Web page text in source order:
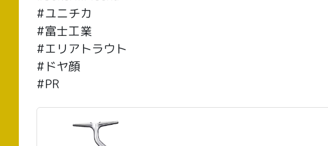
#ユニチカ
#富士工業
#エリアトラウト
#ドヤ顔
#PR